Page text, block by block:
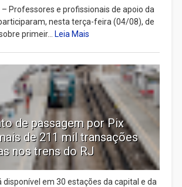
– Professores e profissionais de apoio da
nesta terça-feira (04/08), de
primeir... Leia Mais
de passagem por Pix
de 211 mil transações
nos trens do RJ
disponível em 30 estações da capital e da